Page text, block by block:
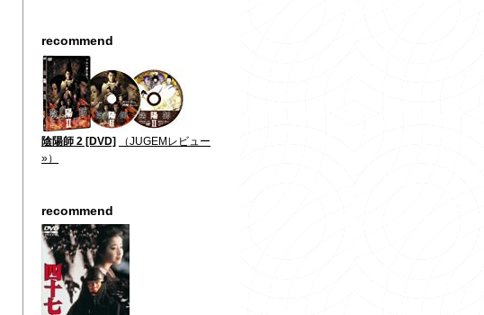
recommend
陰陽師 2 [DVD]
（JUGEMレビュー
»）
recommend